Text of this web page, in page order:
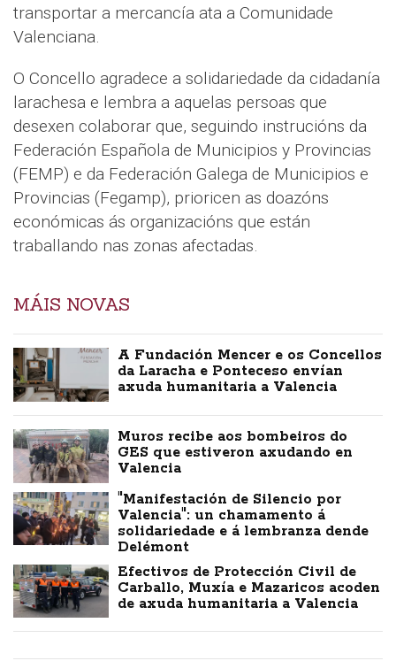
transportar a mercancía ata a Comunidade
Valenciana.
O Concello agradece a solidariedade da cidadanía
larachesa e lembra a aquelas persoas que
desexen colaborar que, seguindo instrucións da
Federación Española de Municipios y Provincias
(FEMP) e da Federación Galega de Municipios e
Provincias (Fegamp), prioricen as doazóns
económicas ás organizacións que están
traballando nas zonas afectadas.
MÁIS NOVAS
A Fundación Mencer e os Concellos
da Laracha e Ponteceso envían
axuda humanitaria a Valencia
Muros recibe aos bombeiros do
GES que estiveron axudando en
Valencia
"Manifestación de Silencio por
Valencia": un chamamento á
solidariedade e á lembranza dende
Delémont
Efectivos de Protección Civil de
Carballo, Muxía e Mazaricos acoden
de axuda humanitaria a Valencia